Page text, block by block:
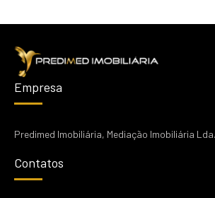
Empresa
Predimed Imobiliária, Mediação Imobiliária Lda.
Contatos